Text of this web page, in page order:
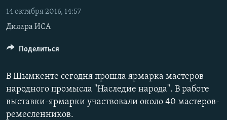
навигации
Вернутся
поиску
УЗБЕКИСТАН
ТАДЖИКИСТАН
НА ДРУГИХ ЯЗЫКАХ
ҚАЗАҚША
КЫРГЫЗЧА
ТОҶИКӢ
TÜRKMENÇE
Все сайты РСЕ/РС
14 октября 2016, 14:57
Дилара ИСА
В Шымкенте сегодня прошла ярмарка мастеров
народного промысла "Наследие народа". В работе
выставки-ярмарки участвовали около 40 мастеров-
ремесленников.
Поделиться